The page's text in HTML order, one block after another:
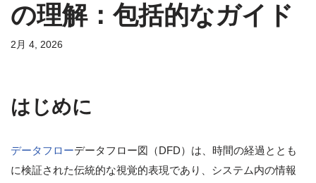
プ
の理解：包括的なガイド
2月 4, 2026
はじめに
データフローデータフロー図（DFD）は、時間の経過ととも
に検証された伝統的な視覚的表現であり、システム内の情報